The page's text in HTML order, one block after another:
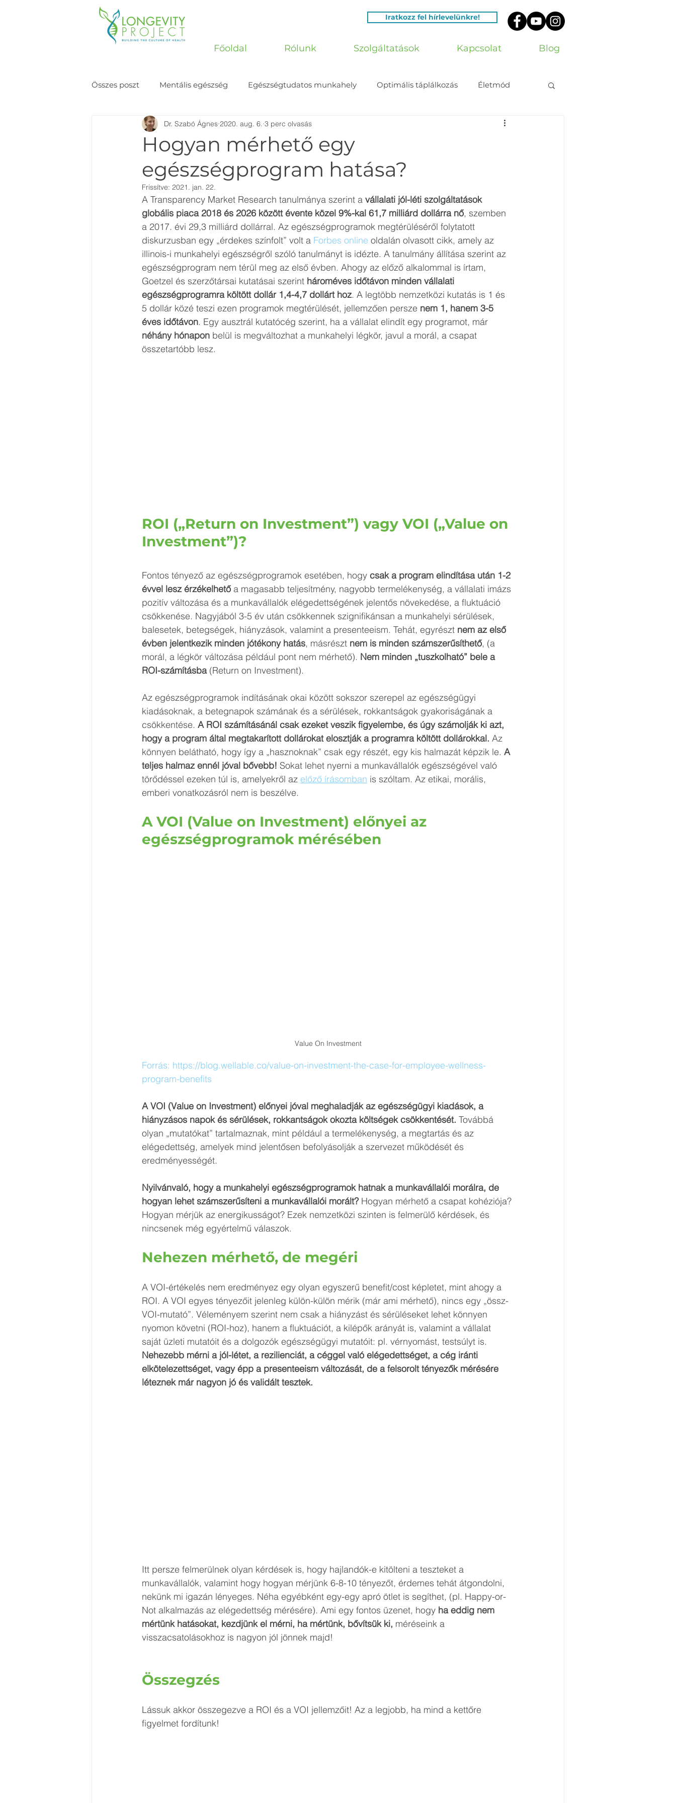
Iratkozz fel hírlevelünkre!
Főoldal Rólunk Szolgáltatások Kapcsolat Blog
Összes poszt Mentális egészség Egészségtudatos munkahely Optimális táplálkozás Életmód
Történetek
Hogyan mérhető egy
egészségprogram hatása?
Dr. Szabó Ágnes 2020. aug. 6. 3 perc olvasás
Frissítve: 2021. jan. 22.
A Transparency Market Research tanulmánya szerint a vállalati jól-léti szolgáltatások
globális piaca 2018 és 2026 között évente közel 9%-kal 61,7 milliárd dollárra nő, szemben
a 2017. évi 29,3 milliárd dollárral. Az egészségprogramok megtérüléséről folytatott
diskurzusban egy „érdekes színfolt” volt a Forbes online oldalán olvasott cikk, amely az
illinois-i munkahelyi egészségről szóló tanulmányt is idézte. A tanulmány állítása szerint az
egészségprogram nem térül meg az első évben. Ahogy az előző alkalommal is írtam,
Goetzel és szerzőtársai kutatásai szerint hároméves időtávon minden vállalati
egészségprogramra költött dollár 1,4-4,7 dollárt hoz. A legtöbb nemzetközi kutatás is 1 és
5 dollár közé teszi ezen programok megtérülését, jellemzően persze nem 1, hanem 3-5
éves időtávon. Egy ausztrál kutatócég szerint, ha a vállalat elindít egy programot, már
néhány hónapon belül is megváltozhat a munkahelyi légkör, javul a morál, a csapat
összetartóbb lesz.
ROI („Return on Investment”) vagy VOI („Value on
Investment”)?
Fontos tényező az egészségprogramok esetében, hogy csak a program elindítása után 1-2
évvel lesz érzékelhető a magasabb teljesítmény, nagyobb termelékenység, a vállalati imázs
pozitív változása és a munkavállalók elégedettségének jelentős növekedése, a fluktuáció
csökkenése. Nagyjából 3-5 év után csökkennek szignifikánsan a munkahelyi sérülések,
balesetek, betegségek, hiányzások, valamint a presenteeism. Tehát, egyrészt nem az első
évben jelentkezik minden jótékony hatás, másrészt nem is minden számszerűsíthető, (a
morál, a légkör változása például pont nem mérhető). Nem minden „tuszkolható” bele a
ROI-számításba (Return on Investment).
Az egészségprogramok indításának okai között sokszor szerepel az egészségügyi
kiadásoknak, a betegnapok számának és a sérülések, rokkantságok gyakoriságának a
csökkentése. A ROI számításánál csak ezeket veszik figyelembe, és úgy számolják ki azt,
hogy a program által megtakarított dollárokat elosztják a programra költött dollárokkal. Az
könnyen belátható, hogy így a „hasznoknak” csak egy részét, egy kis halmazát képzik le. A
teljes halmaz ennél jóval bővebb! Sokat lehet nyerni a munkavállalók egészségével való
törődéssel ezeken túl is, amelyekről az előző írásomban is szóltam. Az etikai, morális,
emberi vonatkozásról nem is beszélve.
A VOI (Value on Investment) előnyei az
egészségprogramok mérésében
Value On Investment
Forrás: https://blog.wellable.co/value-on-investment-the-case-for-employee-wellness-
program-benefits
A VOI (Value on Investment) előnyei jóval meghaladják az egészségügyi kiadások, a
hiányzásos napok és sérülések, rokkantságok okozta költségek csökkentését. Továbbá
olyan „mutatókat” tartalmaznak, mint például a termelékenység, a megtartás és az
elégedettség, amelyek mind jelentősen befolyásolják a szervezet működését és
eredményességét.
Nyilvánvaló, hogy a munkahelyi egészségprogramok hatnak a munkavállalói morálra, de
hogyan lehet számszerűsíteni a munkavállalói morált? Hogyan mérhető a csapat kohéziója?
Hogyan mérjük az energikusságot? Ezek nemzetközi szinten is felmerülő kérdések, és
nincsenek még egyértelmű válaszok.
Nehezen mérhető, de megéri
A VOI-értékelés nem eredményez egy olyan egyszerű benefit/cost képletet, mint ahogy a
ROI. A VOI egyes tényezőit jelenleg külön-külön mérik (már ami mérhető), nincs egy „össz-
VOI-mutató”. Véleményem szerint nem csak a hiányzást és sérüléseket lehet könnyen
nyomon követni (ROI-hoz), hanem a fluktuációt, a kilépők arányát is, valamint a vállalat
saját üzleti mutatóit és a dolgozók egészségügyi mutatóit: pl. vérnyomást, testsúlyt is.
Nehezebb mérni a jól-létet, a rezilienciát, a céggel való elégedettséget, a cég iránti
elkötelezettséget, vagy épp a presenteeism változását, de a felsorolt tényezők mérésére
léteznek már nagyon jó és validált tesztek.
Itt persze felmerülnek olyan kérdések is, hogy hajlandók-e kitölteni a teszteket a
munkavállalók, valamint hogy hogyan mérjünk 6-8-10 tényezőt, érdemes tehát átgondolni,
nekünk mi igazán lényeges. Néha egyébként egy-egy apró ötlet is segíthet, (pl. Happy-or-
Not alkalmazás az elégedettség mérésére). Ami egy fontos üzenet, hogy ha eddig nem
mértünk hatásokat, kezdjünk el mérni, ha mértünk, bővítsük ki, méréseink a
visszacsatolásokhoz is nagyon jól jönnek majd!
Összegzés
Lássuk akkor összegezve a ROI és a VOI jellemzőit! Az a legjobb, ha mind a kettőre
figyelmet fordítunk!